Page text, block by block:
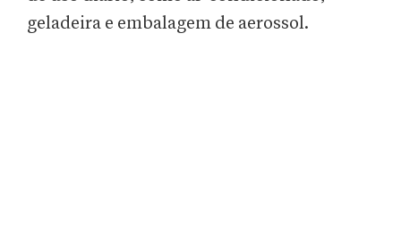
geladeira e embalagem de aerossol.